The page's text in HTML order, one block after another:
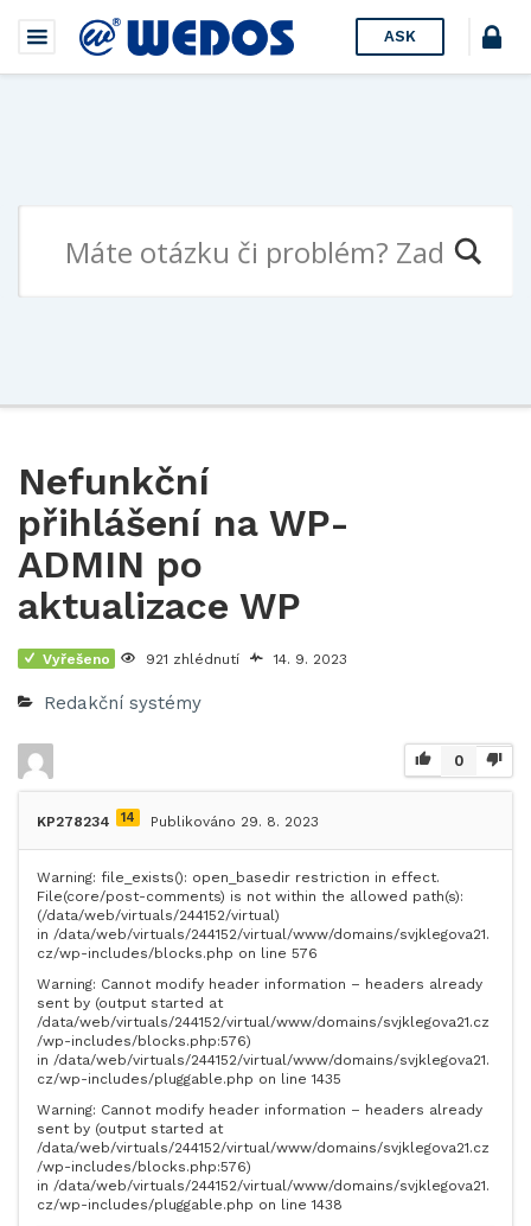
ASK
Nefunkční
přihlášení na WP-
ADMIN po
aktualizace WP
Vyřešeno 921 zhlédnutí 14. 9. 2023
Redakční systémy
0
KP278234 14 Publikováno 29. 8. 2023
Warning: file_exists(): open_basedir restriction in effect.
File(core/post-comments) is not within the allowed path(s):
(/data/web/virtuals/244152/virtual)
in /data/web/virtuals/244152/virtual/www/domains/svjklegova21.
cz/wp-includes/blocks.php on line 576
Warning: Cannot modify header information – headers already
sent by (output started at
/data/web/virtuals/244152/virtual/www/domains/svjklegova21.cz
/wp-includes/blocks.php:576)
in /data/web/virtuals/244152/virtual/www/domains/svjklegova21.
cz/wp-includes/pluggable.php on line 1435
Warning: Cannot modify header information – headers already
sent by (output started at
/data/web/virtuals/244152/virtual/www/domains/svjklegova21.cz
/wp-includes/blocks.php:576)
in /data/web/virtuals/244152/virtual/www/domains/svjklegova21.
cz/wp-includes/pluggable.php on line 1438